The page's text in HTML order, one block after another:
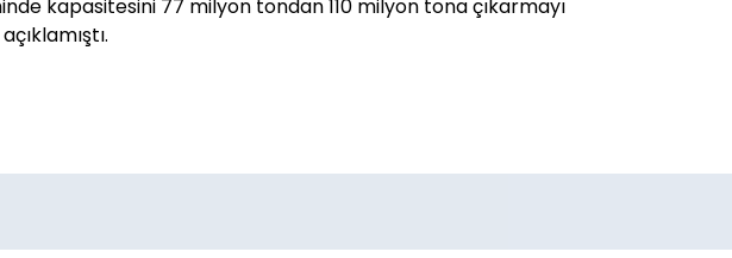
kapasitesini 77 milyon tondan 110 milyon tona çıkarmayı